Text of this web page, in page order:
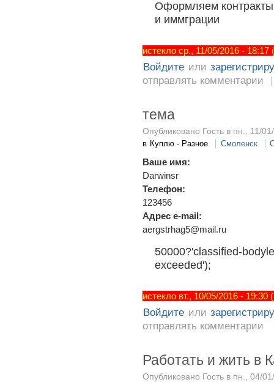
Оформляем
и иммграции
истекло ср., 11/05/2016 -
Войдите или
отправлять комментарии
тема
Опубликовано Гость в пн., 11/
в Куплю - Разное Смоленск
Ваше имя:
Darwinsr
Телефон:
123456
Адрес e-mail:
aergstrhag5@mail.ru
50000?'classified-
exceeded');
истекло вт., 10/05/2016 -
Войдите или
отправлять комментарии
Работать и жить в
Опубликовано Гость в пн., 04/